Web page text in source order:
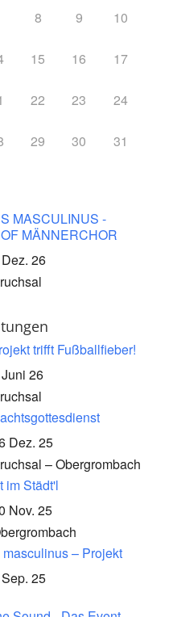
8 9 10
15 16 17
22 23 24
29 30 31
MASCULINUS -
MÄNNERCHOR
26
trifft Fußballfieber!
26
Dez. 25
– Obergrombach
im Städt'l
Nov. 25
– Projekt
25